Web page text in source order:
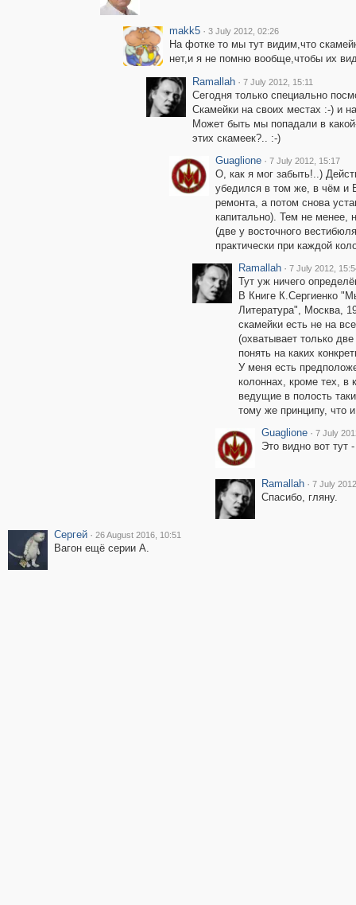
makk5 · 3 July 2012, 02:26
На фотке то мы тут видим,что
нет,и я не помню вообще,чтобы их
Ramallah · 7 July 2012, 15:11
Сегодня только специально
Скамейки на своих местах :-) и
Может быть мы попадали в
этих скамеек?.. :-)
Guaglione · 7 July 2012, 15:17
О, как я мог забыть!..)
убедился в том же, в чём и
ремонта, а потом снова
капитально). Тем не менее,
(две у восточного
практически при каждой
Ramallah · 7 July 2012,
Тут уж ничего
В Книге К.Сергиенко
Литература", Москва,
скамейки есть не на
(охватывает только
понять на каких
У меня есть
колоннах, кроме тех,
ведущие в полость
тому же принципу, что
Guaglione · 7 July
Это видно вот тут
Ramallah · 7 July
Спасибо, гляну.
Сергей · 26 August 2016, 10:51
Вагон ещё серии А.